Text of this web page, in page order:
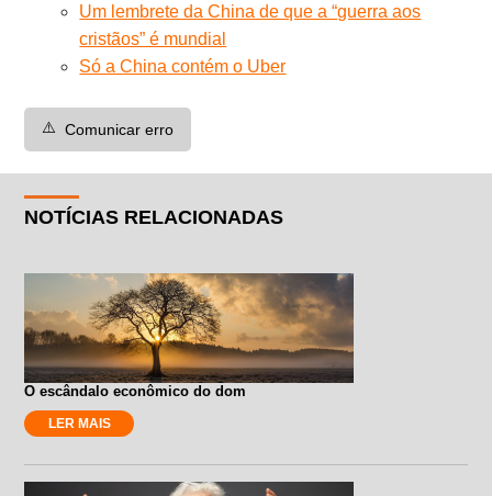
Um lembrete da China de que a “guerra aos
cristãos” é mundial
Só a China contém o Uber
⚠️ Comunicar erro
NOTÍCIAS RELACIONADAS
O escândalo econômico do dom
LER MAIS